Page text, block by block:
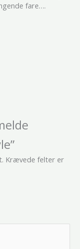
fare….
Krævede felter er